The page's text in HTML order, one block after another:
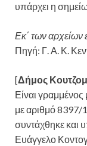
υπάρχει η
Εκ΄ των αρχείων
Πηγή: Γ. Α. Κ.
[Δήμος
Είναι
με αριθμό 8397/
συντάχθηκε και
Ευάγγελο